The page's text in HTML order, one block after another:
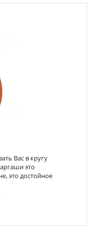
Вас в кругу
это
это достойное